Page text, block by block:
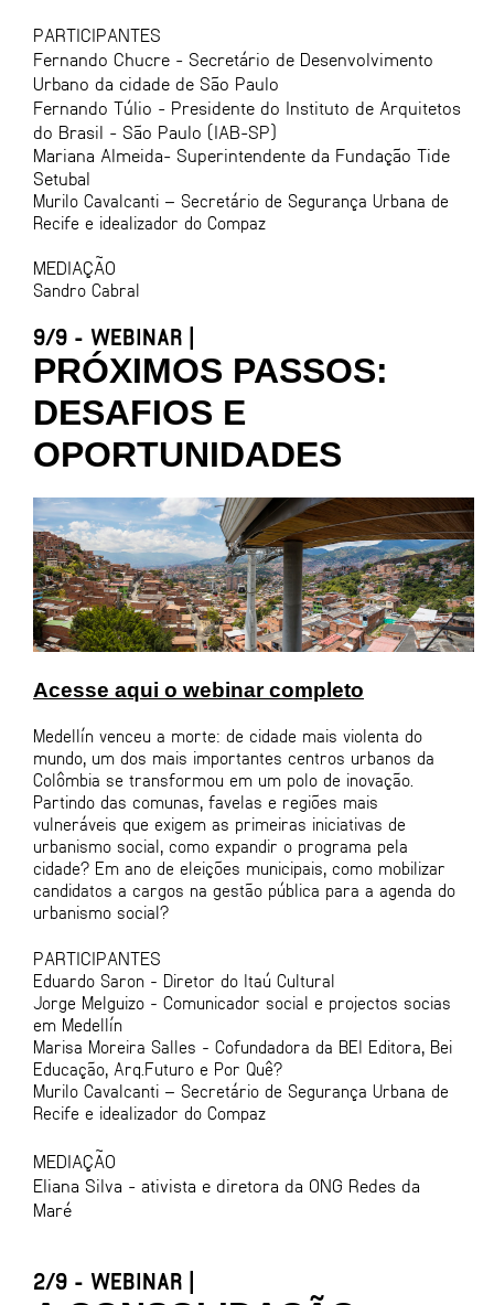
PARTICIPANTES
Fernando Chucre - Secretário de Desenvolvimento
Urbano da cidade de São Paulo
Fernando Túlio - Presidente do Instituto de Arquitetos
do Brasil - São Paulo (IAB-SP)
Mariana Almeida- Superintendente da Fundação Tide
Setubal
Murilo Cavalcanti – Secretário de Segurança Urbana de
Recife e idealizador do Compaz
MEDIAÇÃO
Sandro Cabral
9/9 - WEBINAR |
PRÓXIMOS PASSOS:
DESAFIOS E
OPORTUNIDADES
Acesse aqui o webinar completo
Medellín venceu a morte: de cidade mais violenta do
mundo, um dos mais importantes centros urbanos da
Colômbia se transformou em um polo de inovação.
Partindo das comunas, favelas e regiões mais
vulneráveis que exigem as primeiras iniciativas de
urbanismo social, como expandir o programa pela
cidade? Em ano de eleições municipais, como mobilizar
candidatos a cargos na gestão pública para a agenda do
urbanismo social?
PARTICIPANTES
Eduardo Saron - Diretor do Itaú Cultural
Jorge Melguizo - Comunicador social e projectos socias
em Medellín
Marisa Moreira Salles - Cofundadora da BEI Editora, Bei
Educação, Arq.Futuro e Por Quê?
Murilo Cavalcanti – Secretário de Segurança Urbana de
Recife e idealizador do Compaz
MEDIAÇÃO
Eliana Silva - ativista e diretora da ONG Redes da
Maré
2/9 - WEBINAR |